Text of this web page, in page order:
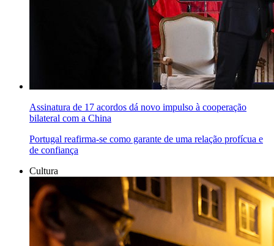
Assinatura de 17 acordos dá novo impulso à cooperação
bilateral com a China
Portugal reafirma-se como garante de uma relação profícua e
de confiança
Cultura